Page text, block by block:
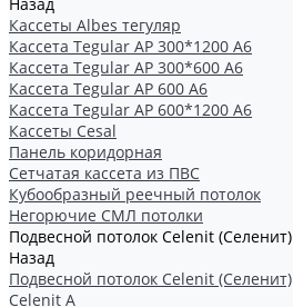
Кассеты Albes тегуляр
Кассета Tegular AP 300*1200 А6
Кассета Tegular AP 300*600 А6
Кассета Tegular AP 600 A6
Кассета Tegular AP 600*1200 А6
Кассеты Cesal
Панель коридорная
Сетчатая кассета из ПВС
Кубообразный реечный потолок
Негорючие СМЛ потолки
Подвесной потолок Celenit (Селенит)
Назад
Подвесной потолок Celenit (Селенит)
Celenit A